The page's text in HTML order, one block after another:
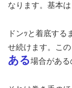
なります。基本
ドンｯと着底する
せ続けます。こ
ある場合がある